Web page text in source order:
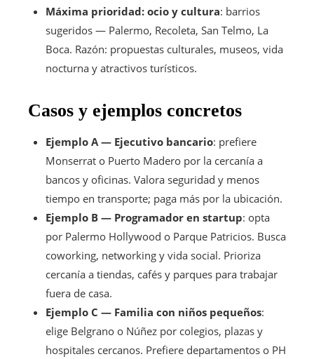
Máxima prioridad: ocio y cultura: barrios
sugeridos — Palermo, Recoleta, San Telmo, La
Boca. Razón: propuestas culturales, museos, vida
nocturna y atractivos turísticos.
Casos y ejemplos concretos
Ejemplo A — Ejecutivo bancario: prefiere
Monserrat o Puerto Madero por la cercanía a
bancos y oficinas. Valora seguridad y menos
tiempo en transporte; paga más por la ubicación.
Ejemplo B — Programador en startup: opta
por Palermo Hollywood o Parque Patricios. Busca
coworking, networking y vida social. Prioriza
cercanía a tiendas, cafés y parques para trabajar
fuera de casa.
Ejemplo C — Familia con niños pequeños:
elige Belgrano o Núñez por colegios, plazas y
hospitales cercanos. Prefiere departamentos o PH